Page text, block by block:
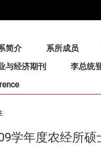
简介 系所成员
与经济期刊 李总统
学年度农经所